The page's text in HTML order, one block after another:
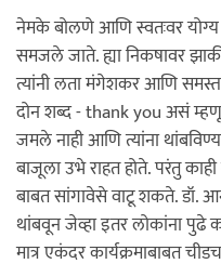
नेमके बोलणे आणि स्वतःवर
समजले जाते. ह्या निकषावर
त्यांनी लता मंगेशकर आणि
दोन शब्द - thank you असं
जमले नाही आणि त्यांना
बाजूला उभे राहत होते. परंतु
बाबत सांगावेसे वाटू शकते. डॉ.
थांबवून जेव्हा इतर लोकांना पुढे
मात्र एकंदर कार्यक्रमाबाबत